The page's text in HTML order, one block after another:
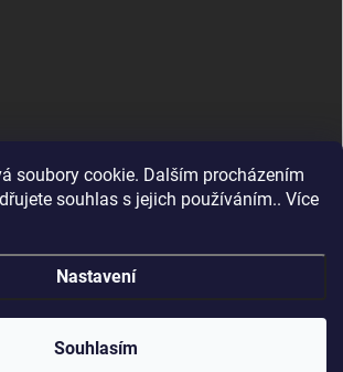
soubory cookie. Dalším procházením
souhlas s jejich používáním.. Více
Nastavení
Souhlasím
SuperSpotřebiče . Všechna práva vyhrazena.